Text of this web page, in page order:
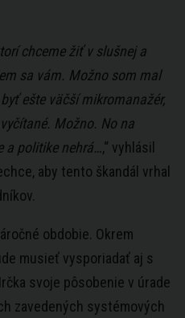
chceme žiť v slušnej a
sa vám. Možno som mal
ešte väčší mikromanažér,
Možno. No na
a politike nehrá…,“ vyhlásil
aby tento škandál vrhal
obdobie. Okrem
musieť vysporiadať aj s
svoje pôsobenie v úrade
zavedených systémových